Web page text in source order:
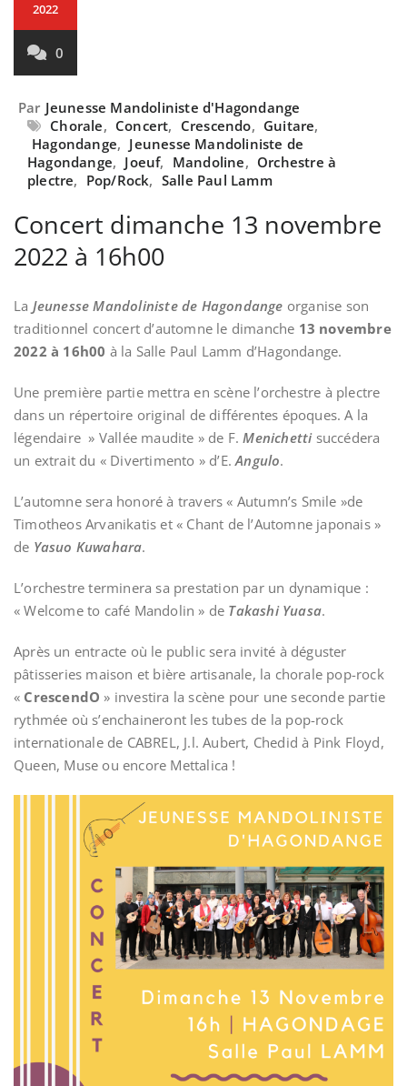
2022
0
Par Jeunesse Mandoliniste d'Hagondange
Chorale, Concert, Crescendo, Guitare,
Hagondange, Jeunesse Mandoliniste de
Hagondange, Joeuf, Mandoline, Orchestre à
plectre, Pop/Rock, Salle Paul Lamm
Concert dimanche 13 novembre
2022 à 16h00
La Jeunesse Mandoliniste de Hagondange organise son
traditionnel concert d’automne le dimanche 13 novembre
2022 à 16h00 à la Salle Paul Lamm d’Hagondange.
Une première partie mettra en scène l’orchestre à plectre
dans un répertoire original de différentes époques. A la
légendaire » Vallée maudite » de F.Menichettisuccédera
un extrait du « Divertimento » d’E.Angulo.
L’automne sera honoré à travers « Autumn’s Smile »de
Timotheos Arvanikatis et « Chant de l’Automne japonais »
de Yasuo Kuwahara.
L’orchestre terminera sa prestation par un dynamique :
« Welcome to café Mandolin » de Takashi Yuasa.
Après un entracte où le public sera invité à déguster
pâtisseries maison et bière artisanale, la chorale pop-rock
« CrescendO » investira la scène pour une seconde partie
rythmée où s’enchaineront les tubes de la pop-rock
internationale de CABREL, J.l. Aubert, Chedid à Pink Floyd,
Queen, Muse ou encore Mettalica !